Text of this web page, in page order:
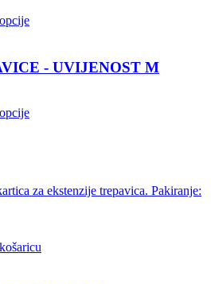
- UVIJENOST M
za ekstenzije trepavica. Pakiranje: